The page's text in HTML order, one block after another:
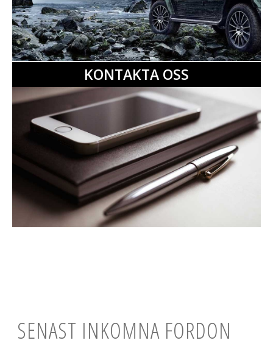
KONTAKTA OSS
SENAST INKOMNA FORDON